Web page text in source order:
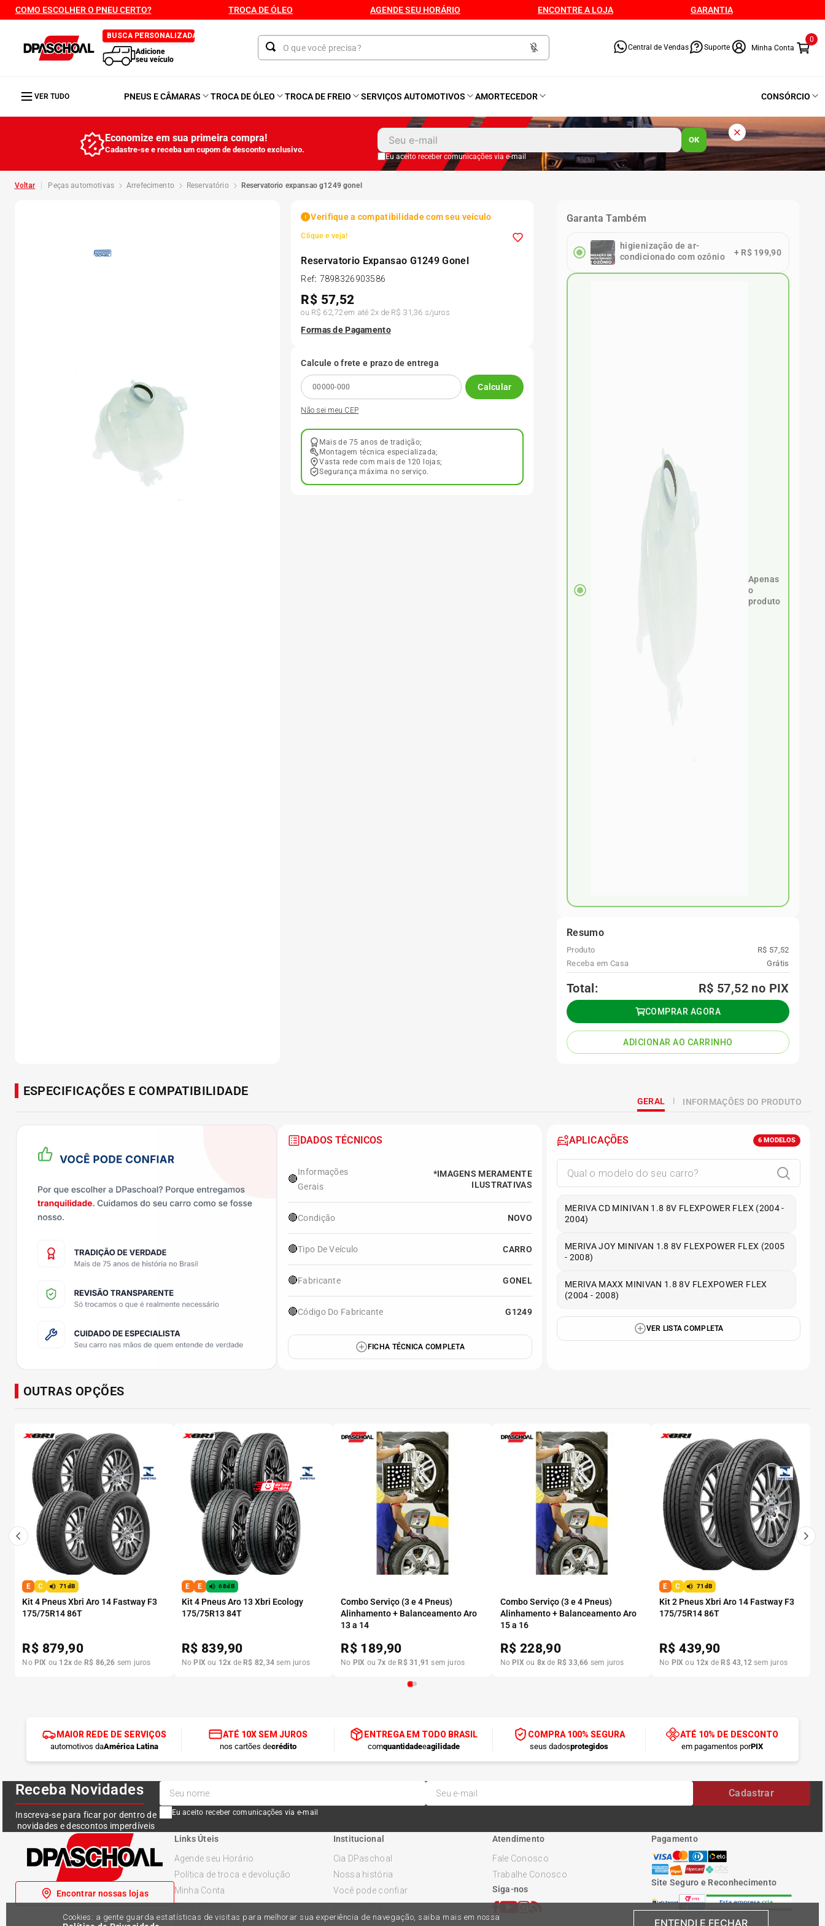
COMO ESCOLHER O PNEU CERTO? TROCA DE ÓLEO AGENDE SEU HORÁRIO ENCONTRE A LOJA GARANTIA
BUSCA PERSONALIZADA
Adicione
seu veículo
Central de Vendas Suporte
0
VER TUDO PNEUS E CÂMARAS TROCA DE ÓLEO TROCA DE FREIO SERVIÇOS AUTOMOTIVOS AMORTECEDOR CONSÓRCIO
Cookies: a gente guarda estatísticas de visitas para melhorar sua experiência de navegação, saiba mais em nossa ENTENDI E FECHAR
Economize em sua primeira compra!
Cadastre-se e receba um cupom de desconto exclusivo.
OK
Eu aceito receber comunicações via e-mail
peças automotivas arrefecimento reservatório reservatorio expansao g1249 gonel
Verifique a compatibilidade com seu veículo
Clique e veja!
Reservatorio Expansao G1249 Gonel
Ref: 7898326903586
R$ 57,52
ou R$ 62,72em até 2x de R$ 31,36 s/juros
Formas de Pagamento
Calcule o frete e prazo de entrega
Calcular
Não sei meu CEP
Mais de 75 anos de tradição;
Montagem técnica especializada;
Vasta rede com mais de 120 lojas;
Segurança máxima no serviço.
Garanta Também
higienização de ar-
condicionado com ozônio
+ R$ 199,90
Apenas
o
produto
Resumo
Produto
R$ 57,52
Receba em Casa
Grátis
Total: R$ 57,52 no PIX
COMPRAR AGORA
ADICIONAR AO CARRINHO
ESPECIFICAÇÕES E COMPATIBILIDADE
GERAL INFORMAÇÕES DO PRODUTO
DADOS TÉCNICOS
🔴
Informações
Gerais
*IMAGENS MERAMENTE
ILUSTRATIVAS
🔴Condição NOVO
🔴Tipo De Veículo CARRO
🔴Fabricante GONEL
🔴Código Do Fabricante G1249
FICHA TÉCNICA COMPLETA
APLICAÇÕES 6 MODELOS
MERIVA CD MINIVAN 1.8 8V FLEXPOWER FLEX (2004 -
2004)
MERIVA JOY MINIVAN 1.8 8V FLEXPOWER FLEX (2005
- 2008)
MERIVA MAXX MINIVAN 1.8 8V FLEXPOWER FLEX
(2004 - 2008)
VER LISTA COMPLETA
OUTRAS OPÇÕES
E C 71dB
Kit 4 Pneus Xbri Aro 14 Fastway F3
175/75R14 86T
R$ 879,90
No PIX ou 12x de R$ 86,26 sem juros
E E 68dB
Kit 4 Pneus Aro 13 Xbri Ecology
175/75R13 84T
R$ 839,90
No PIX ou 12x de R$ 82,34sem juros
Combo Serviço (3 e 4 Pneus)
Alinhamento + Balanceamento Aro
13 a 14
R$ 189,90
No PIX ou7x de R$ 31 ,91 sem juros
Combo Serviço (3 e 4 Pneus)
Alinhamento + Balanceamento Aro
15 a 16
R$ 228,90
No PIX ou 8x de R$ 33,66 sem juros
E C 71dB
Kit 2 Pneus Xbri Aro 14 Fastway F3
175/75R14 86T
R$439,90
No PIX ou 12x de R$ 43, 12 sem juros
MAIOR REDE DE SERVIÇOS
automotivos daAmérica Latina
ATÉ 10X SEM JUROS
nos cartões decrédito
ENTREGA EM TODO BRASIL
comquantidadeeagilidade
COMPRA 100% SEGURA
seus dadosprotegidos
ATÉ 10% DE DESCONTO
em pagamentos porPIX
Receba Novidades
Inscreva-se para ficar por dentro de
novidades e descontos imperdíveis
Cadastrar
Eu aceito receber comunicações via e-mail
Encontrar nossas lojas
Links Úteis
Agende seu Horário
Política de troca e devolução
Minha Conta
Política de Privacidade
Institucional
Cia DPaschoal
Nossa história
Você pode confiar
Atendimento
Fale Conosco
Trabalhe Conosco
Siga-nos
Pagamento
Site Seguro e Reconhecimento
1º Kit 4 Pneu
2º Kit Pneu
3º Bproauto
175 70r14
185 65r15
205 55r16
Pneu
175 65 14